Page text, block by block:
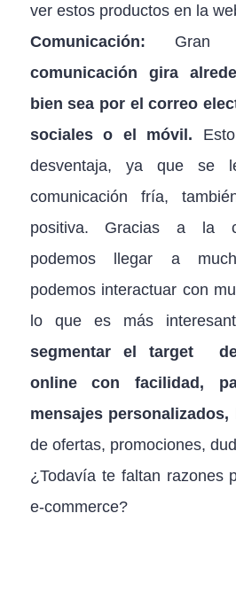
ver estos productos en la
Comunicación: Gran
comunicación gira
bien sea por el correo
sociales o el móvil.
desventaja, ya que se
comunicación fría,
positiva. Gracias a la
podemos llegar a
podemos interactuar con
lo que es más
segmentar el target
online con facilidad,
mensajes personalizados,
de ofertas, promociones,
¿Todavía te faltan razones
e-commerce?